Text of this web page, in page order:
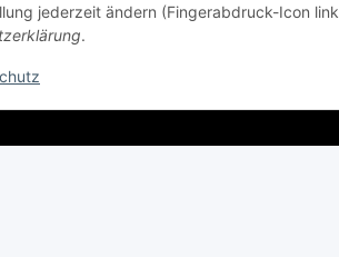
jederzeit ändern (Fingerabdruck-Icon
.